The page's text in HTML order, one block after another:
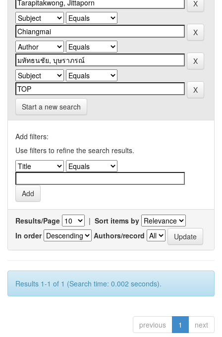
Start a new search
Add filters:
Use filters to refine the search results.
Results/Page | Sort items by
In order
Authors/record
Results 1-1 of 1 (Search time: 0.002 seconds).
previous 1 next